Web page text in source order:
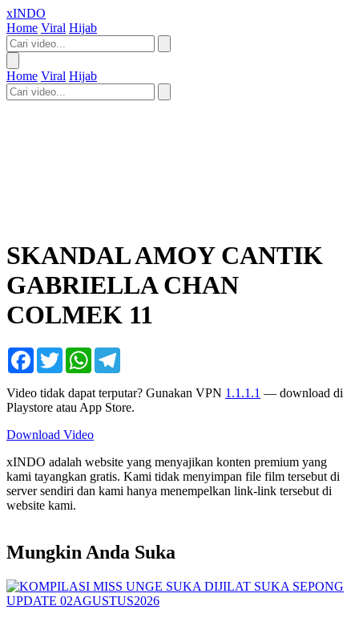
xINDO
Home Viral Hijab
Home Viral Hijab
SKANDAL AMOY CANTIK
GABRIELLA CHAN
COLMEK 11
Facebook
TwitterWhatsApp
Video tidak dapat terputar? Gunakan VPN 1.1.1.1 — download di
Playstore atau App Store.
Download Video
xINDO adalah website yang menyajikan konten premium yang
kami tayangkan gratis. Kami tidak menyimpan file film tersebut di
server sendiri dan kami hanya menempelkan link-link tersebut di
website kami.
Mungkin Anda Suka